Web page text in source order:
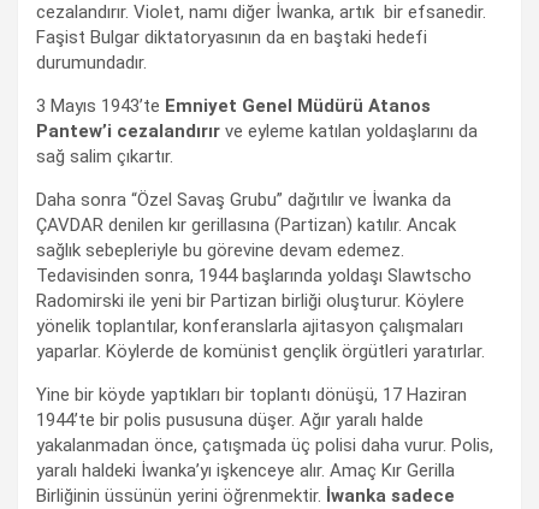
cezalandırır. Violet, namı diğer İwanka, artık bir efsanedir.
Faşist Bulgar diktatoryasının da en baştaki hedefi
durumundadır.
3 Mayıs 1943’te Emniyet Genel Müdürü Atanos
Pantew’i cezalandırır ve eyleme katılan yoldaşlarını da
sağ salim çıkartır.
Daha sonra “Özel Savaş Grubu” dağıtılır ve İwanka da
ÇAVDAR denilen kır gerillasına (Partizan) katılır. Ancak
sağlık sebepleriyle bu görevine devam edemez.
Tedavisinden sonra, 1944 başlarında yoldaşı Slawtscho
Radomirski ile yeni bir Partizan birliği oluşturur. Köylere
yönelik toplantılar, konferanslarla ajitasyon çalışmaları
yaparlar. Köylerde de komünist gençlik örgütleri yaratırlar.
Yine bir köyde yaptıkları bir toplantı dönüşü, 17 Haziran
1944’te bir polis pususuna düşer. Ağır yaralı halde
yakalanmadan önce, çatışmada üç polisi daha vurur. Polis,
yaralı haldeki İwanka’yı işkenceye alır. Amaç Kır Gerilla
Birliğinin üssünün yerini öğrenmektir. İwanka sadece